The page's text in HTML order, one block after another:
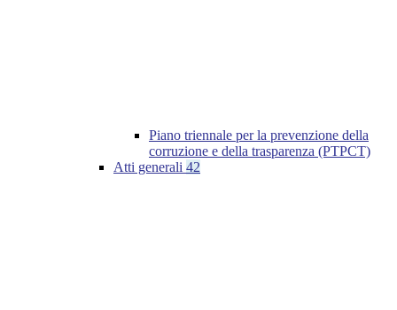
Piano triennale per la prevenzione della
corruzione e della trasparenza (PTPCT)
Atti generali 42